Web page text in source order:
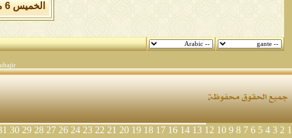
الخميس 6 من اغسطس 2026 , الساعة الان 08:23:07 صباحاً.
1
2
3
4
5
6
7
8
9
10
12
13
14
16
17
18
19
20
21
22
23
24
26
27
28
29
30